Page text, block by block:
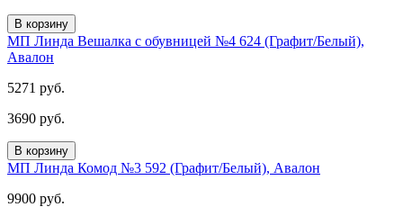
В корзину
МП Линда Вешалка с обувницей №4 624 (Графит/Белый),
Авалон
5271 руб.
3690 руб.
В корзину
МП Линда Комод №3 592 (Графит/Белый), Авалон
9900 руб.